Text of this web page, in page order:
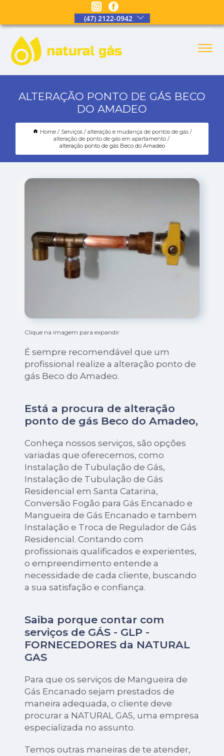
(47) 2122-0942
ALTERAÇÃO PONTO DE GÁS BECO
DO AMADEO
Home Serviços
alteração e mudança de pontos de gás
alteração de ponto de gás em apartamento
alteração ponto de gás Beco do Amadeo
Clique na imagem para expandir
É sempre recomendável que um
profissional realize a alteração ponto de
gás Beco do Amadeo.
Está a procura de alteração
ponto de gás Beco do Amadeo,
Conheça nossos serviços, são opções
variadas que oferecemos, como
Instalação de Tubulação de Gás,
Instalação de Tubulação de Gás
Residencial em Santa Catarina,
Conversão Fogão para Gás Encanado e
Mangueira de Gás Encanado e tambem
Instalação e Troca de Regulador de Gás
Residencial. Contando com
profissionais qualificados e experientes,
o empreendimento entende a
necessidade de cada cliente, buscando
a sua satisfação e confiança.
Saiba porque contar com
serviços de GÁS - GLP -
FORNECEDORES da NATURAL
GAS
Para que os serviços de Mangueira de
Gás Encanado sejam prestados de
maneira adequada, o cliente deve
procurar a NATURAL GAS, uma empresa
especializada no assunto.
Temos outras maneiras de te atender,